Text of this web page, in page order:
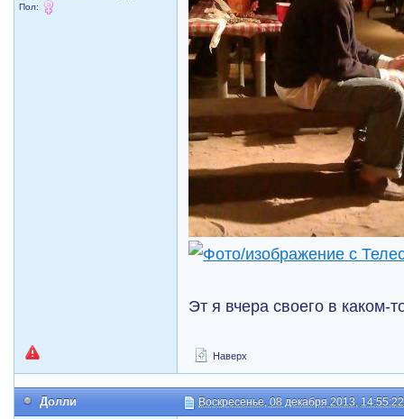
Пол:
Эт я вчера своего в
Наверх
Долли Воскресенье, 08 декабря 2013, 14:55:22